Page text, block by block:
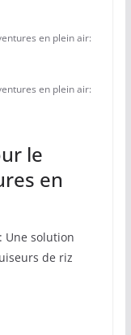
en plein air:
en plein air:
le
en
Une solution
de riz